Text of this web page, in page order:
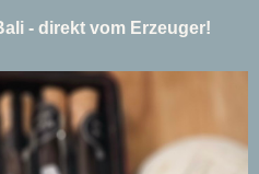
- direkt vom Erzeuger!